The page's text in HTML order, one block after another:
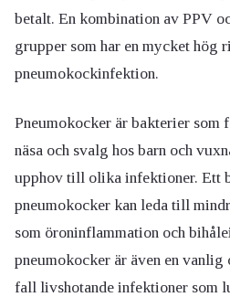
betalt. En kombination av PPV
grupper som har en mycket
pneumokockinfektion.
Pneumokocker är bakterier som
näsa och svalg hos barn och
upphov till olika infektioner. Ett
pneumokocker kan leda till
som öroninflammation och
pneumokocker är även en
fall livshotande infektioner som